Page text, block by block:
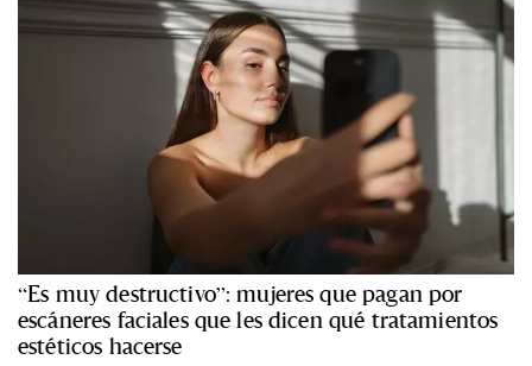
“Es muy destructivo”: mujeres que pagan por
escáneres faciales que les dicen qué tratamientos
estéticos hacerse